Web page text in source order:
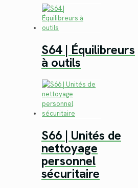
S64 | Équilibreurs
à outils
S66 | Unités de
nettoyage
personnel
sécuritaire